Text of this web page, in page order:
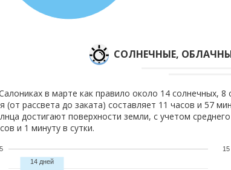
CОЛНЕЧНЫЕ,
в марте как правило около 14 солнечных,
(от рассвета до заката) составляет 11 часов и 57
достигают поверхности земли, с учетом
и 1 минуту в сутки.
14 дней
15